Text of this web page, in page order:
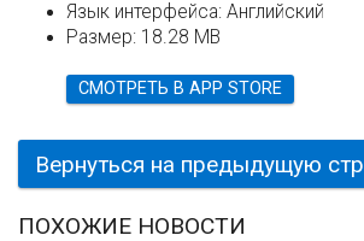
Язык интерфейса: Английский
Размер: 18.28 MB
СМОТРЕТЬ В APP STORE
Вернуться на предыдущую
ПОХОЖИЕ НОВОСТИ